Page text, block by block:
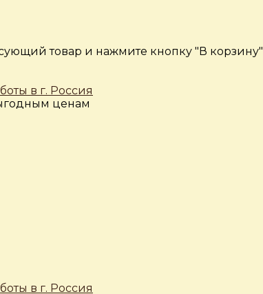
товар и нажмите кнопку "В корзину"
ценам